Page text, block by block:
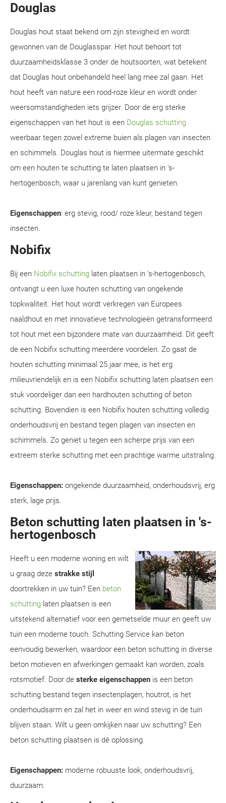
Douglas
Douglas hout staat bekend om zijn stevigheid en wordt
gewonnen van de Douglasspar. Het hout behoort tot
duurzaamheidsklasse 3 onder de houtsoorten, wat betekent
dat Douglas hout onbehandeld heel lang mee zal gaan. Het
hout heeft van nature een rood-roze kleur en wordt onder
weersomstandigheden iets grijzer. Door de erg sterke
eigenschappen van het hout is een Douglas schutting
weerbaar tegen zowel extreme buien als plagen van insecten
en schimmels. Douglas hout is hiermee uitermate geschikt
om een houten te schutting te laten plaatsen in 's-
hertogenbosch, waar u jarenlang van kunt genieten.
Eigenschappen: erg stevig, rood/ roze kleur, bestand tegen
insecten.
Nobifix
Bij een Nobifix schutting laten plaatsen in 's-hertogenbosch,
ontvangt u een luxe houten schutting van ongekende
topkwaliteit. Het hout wordt verkregen van Europees
naaldhout en met innovatieve technologieën getransformeerd
tot hout met een bijzondere mate van duurzaamheid. Dit geeft
de een Nobifix schutting meerdere voordelen. Zo gaat de
houten schutting minimaal 25 jaar mee, is het erg
milieuvriendelijk en is een Nobifix schutting laten plaatsen een
stuk voordeliger dan een hardhouten schutting of beton
schutting. Bovendien is een Nobifix houten schutting volledig
onderhoudsvrij en bestand tegen plagen van insecten en
schimmels. Zo geniet u tegen een scherpe prijs van een
extreem sterke schutting met een prachtige warme uitstraling.
Eigenschappen: ongekende duurzaamheid, onderhoudsvrij, erg
sterk, lage prijs.
Beton schutting laten plaatsen in 's-
hertogenbosch
Heeft u een moderne woning en wilt
u graag deze strakke stijl
doortrekken in uw tuin? Een beton
schutting laten plaatsen is een
uitstekend alternatief voor een gemetselde muur en geeft uw
tuin een moderne touch. Schutting Service kan beton
eenvoudig bewerken, waardoor een beton schutting in diverse
beton motieven en afwerkingen gemaakt kan worden, zoals
rotsmotief. Door de sterke eigenschappen is een beton
schutting bestand tegen insectenplagen, houtrot, is het
onderhoudsarm en zal het in weer en wind stevig in de tuin
blijven staan. Wilt u geen omkijken naar uw schutting? Een
beton schutting plaatsen is dé oplossing.
Eigenschappen: moderne robuuste look, onderhoudsvrij,
duurzaam.